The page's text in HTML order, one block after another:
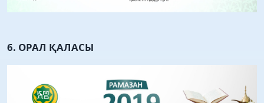
6. ОРАЛ ҚАЛАСЫ